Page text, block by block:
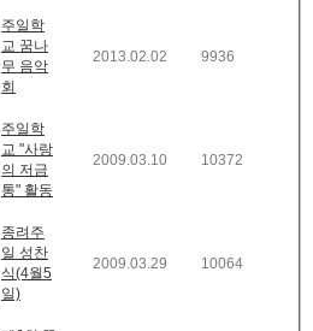
주일학
교 꿈나
무 음악
회
2013.02.02 9936
주일학
교 "사랑
의 저금
통" 활동
2009.03.10 10372
종려주
일 성찬
식(4월5
일)
2009.03.29 10064